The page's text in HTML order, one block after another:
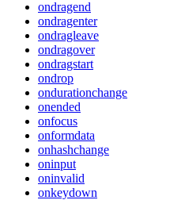
ondragend
ondragenter
ondragleave
ondragover
ondragstart
ondrop
ondurationchange
onended
onfocus
onformdata
onhashchange
oninput
oninvalid
onkeydown